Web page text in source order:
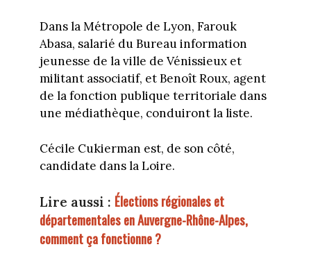
Dans la Métropole de Lyon, Farouk
Abasa, salarié du Bureau information
jeunesse de la ville de Vénissieux et
militant associatif, et Benoît Roux, agent
de la fonction publique territoriale dans
une médiathèque, conduiront la liste.
Cécile Cukierman est, de son côté,
candidate dans la Loire.
Lire aussi : Élections régionales et
départementales en Auvergne-Rhône-Alpes,
comment ça fonctionne ?